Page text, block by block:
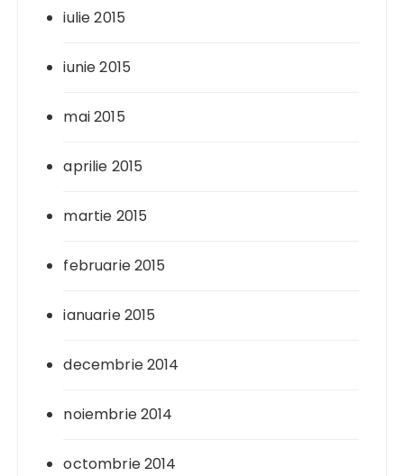
iulie 2015
iunie 2015
mai 2015
aprilie 2015
martie 2015
februarie 2015
ianuarie 2015
decembrie 2014
noiembrie 2014
octombrie 2014